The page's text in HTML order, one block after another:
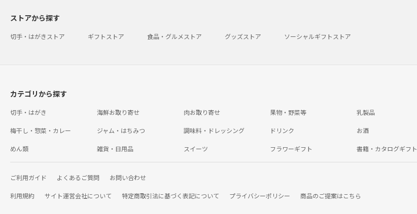
ストアから探す
切手・はがきストア ギフトストア 食品・グルメストア グッズストア ソーシャルギフトストア
カテゴリから探す
切手・はがき 海鮮お取り寄せ 肉お取り寄せ 果物・野菜等 乳製品
梅干し・惣菜・カレー ジャム・はちみつ 調味料・ドレッシング ドリンク お酒
めん類 雑貨・日用品 スイーツ フラワーギフト 書籍・カタログギフト
ご利用ガイド よくあるご質問 お問い合わせ
利用規約 サイト運営会社について 特定商取引法に基づく表記について プライバシーポリシー 商品のご提案はこちら